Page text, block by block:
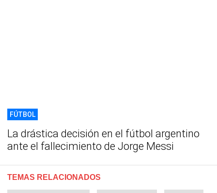
FÚTBOL
La drástica decisión en el fútbol argentino
ante el fallecimiento de Jorge Messi
TEMAS RELACIONADOS